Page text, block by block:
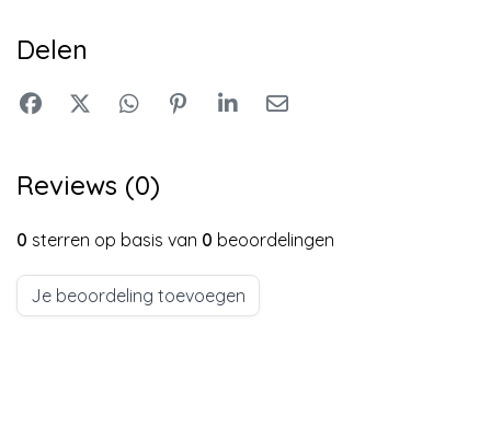
Delen
Reviews (0)
0 sterren op basis van 0 beoordelingen
Je beoordeling toevoegen